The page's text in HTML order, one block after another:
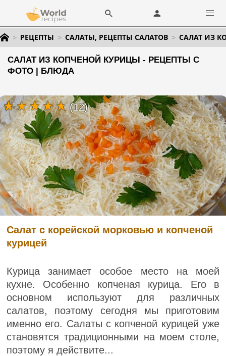
РЕЦЕПТЫ САЛАТЫ, РЕЦЕПТЫ САЛАТОВ САЛАТ ИЗ
САЛАТ ИЗ КОПЧЕНОЙ КУРИЦЫ - РЕЦЕПТЫ С
ФОТО | БЛЮДА
Салат с корейской морковью и копченой
курицей
Курица занимает особое место на моей
кухне. Особенно копченая курица. Его в
основном используют для различных
салатов, поэтому сегодня мы приготовим
именно его. Салаты с копченой курицей уже
становятся традиционными на моем столе,
поэтому я действите...
(12)